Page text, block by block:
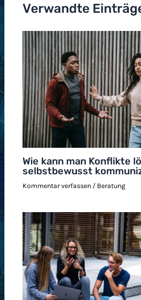
Verwandte
Wie kann man Konflikte
selbstbewusst
Kommentar verfassen / Beratung